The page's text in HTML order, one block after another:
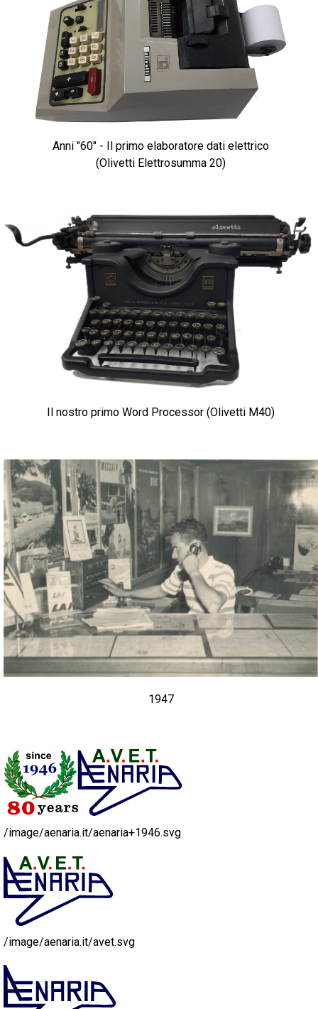
Anni "60" - Il primo elaboratore dati elettrico
(Olivetti Elettrosumma 20)
Il nostro primo Word Processor (Olivetti M40)
1947
/image/aenaria.it/aenaria+1946.svg
/image/aenaria.it/avet.svg